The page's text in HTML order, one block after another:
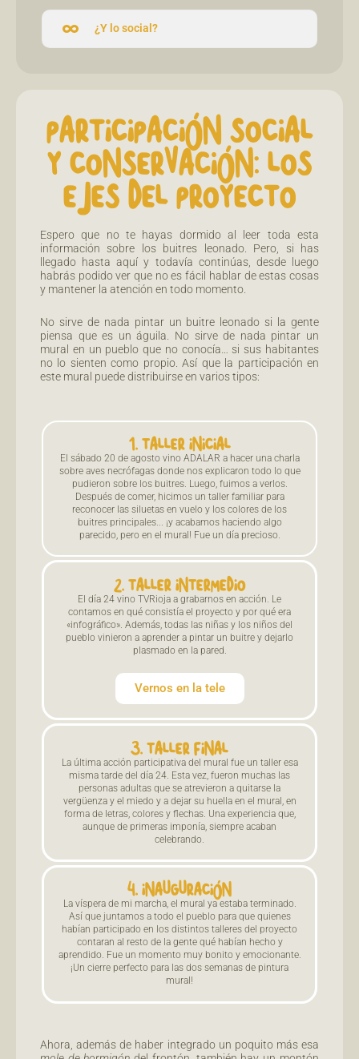
¿Y lo social?
PARTICIPACIÓN SOCIAL
Y CONSERVACIÓN: LOS
EJES DEL PROYECTO
Espero que no te hayas dormido al leer toda esta
información sobre los buitres leonado. Pero, si has
llegado hasta aquí y todavía continúas, desde luego
habrás podido ver que no es fácil hablar de estas cosas
y mantener la atención en todo momento.
No sirve de nada pintar un buitre leonado si la gente
piensa que es un águila. No sirve de nada pintar un
mural en un pueblo que no conocía… si sus habitantes
no lo sienten como propio. Así que la participación en
este mural puede distribuirse en varios tipos:
1. TALLER INICIAL
El sábado 20 de agosto vino ADALAR a hacer una charla
sobre aves necrófagas donde nos explicaron todo lo que
pudieron sobre los buitres. Luego, fuimos a verlos.
Después de comer, hicimos un taller familiar para
reconocer las siluetas en vuelo y los colores de los
buitres principales... ¡y acabamos haciendo algo
parecido, pero en el mural! Fue un día precioso.
2. TALLER INTERMEDIO
El día 24 vino TVRioja a grabarnos en acción. Le
contamos en qué consistía el proyecto y por qué era
«infográfico». Además, todas las niñas y los niños del
pueblo vinieron a aprender a pintar un buitre y dejarlo
plasmado en la pared.
Vernos en la tele
3. TALLER FINAL
La última acción participativa del mural fue un taller esa
misma tarde del día 24. Esta vez, fueron muchas las
personas adultas que se atrevieron a quitarse la
vergüenza y el miedo y a dejar su huella en el mural, en
forma de letras, colores y flechas. Una experiencia que,
aunque de primeras imponía, siempre acaban
celebrando.
4. INAUGURACIÓN
La víspera de mi marcha, el mural ya estaba terminado.
Así que juntamos a todo el pueblo para que quienes
habían participado en los distintos talleres del proyecto
contaran al resto de la gente qué habían hecho y
aprendido. Fue un momento muy bonito y emocionante.
¡Un cierre perfecto para las dos semanas de pintura
mural!
Ahora, además de haber integrado un poquito más esa